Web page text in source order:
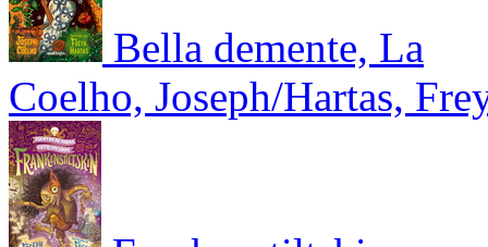
Bella demente, La
Coelho, Joseph/Hartas,